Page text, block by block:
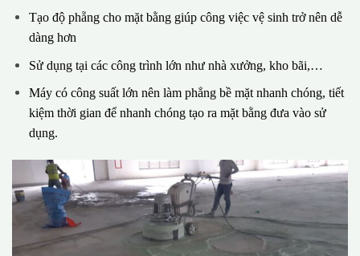
Tạo độ phẵng cho mặt bằng giúp công việc vệ sinh trở nên dễ
dàng hơn
Sử dụng tại các công trình lớn như nhà xưởng, kho bãi,…
Máy có công suất lớn nên làm phẳng bề mặt nhanh chóng, tiết
kiệm thời gian để nhanh chóng tạo ra mặt bằng đưa vào sử
dụng.